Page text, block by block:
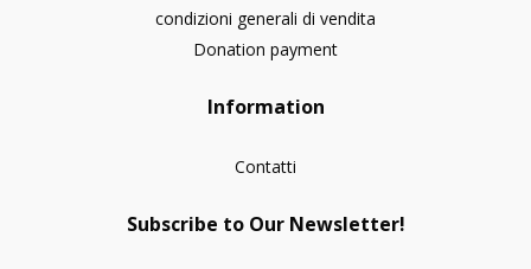
condizioni generali di vendita
Donation payment
Information
Contatti
Subscribe to Our Newsletter!